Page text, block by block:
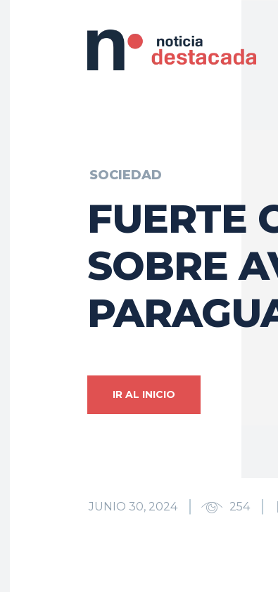
SOCIEDAD
FUERTE
SOBRE
IR AL INICIO
JUNIO 30, 2024 254